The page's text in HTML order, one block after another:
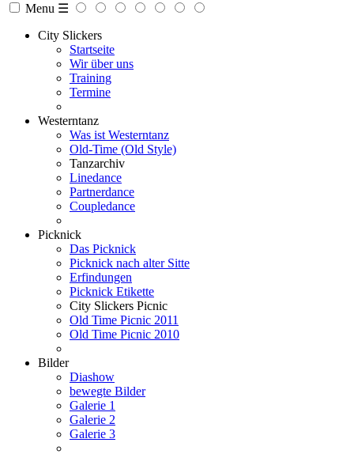
Menu ☰
City Slickers
Startseite
Wir über uns
Training
Termine
Westerntanz
Was ist Westerntanz
Old-Time (Old Style)
Tanzarchiv
Linedance
Partnerdance
Coupledance
Picknick
Das Picknick
Picknick nach alter Sitte
Erfindungen
Picknick Etikette
City Slickers Picnic
Old Time Picnic 2011
Old Time Picnic 2010
Bilder
Diashow
bewegte Bilder
Galerie 1
Galerie 2
Galerie 3